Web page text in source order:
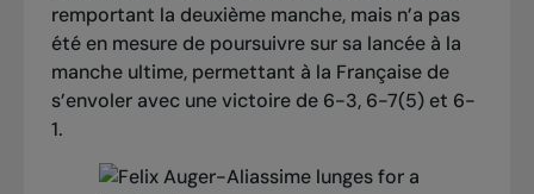
remportant la deuxième manche, mais n’a pas
été en mesure de poursuivre sur sa lancée à la
manche ultime, permettant à la Française de
s’envoler avec une victoire de 6-3, 6-7(5) et 6-
1.